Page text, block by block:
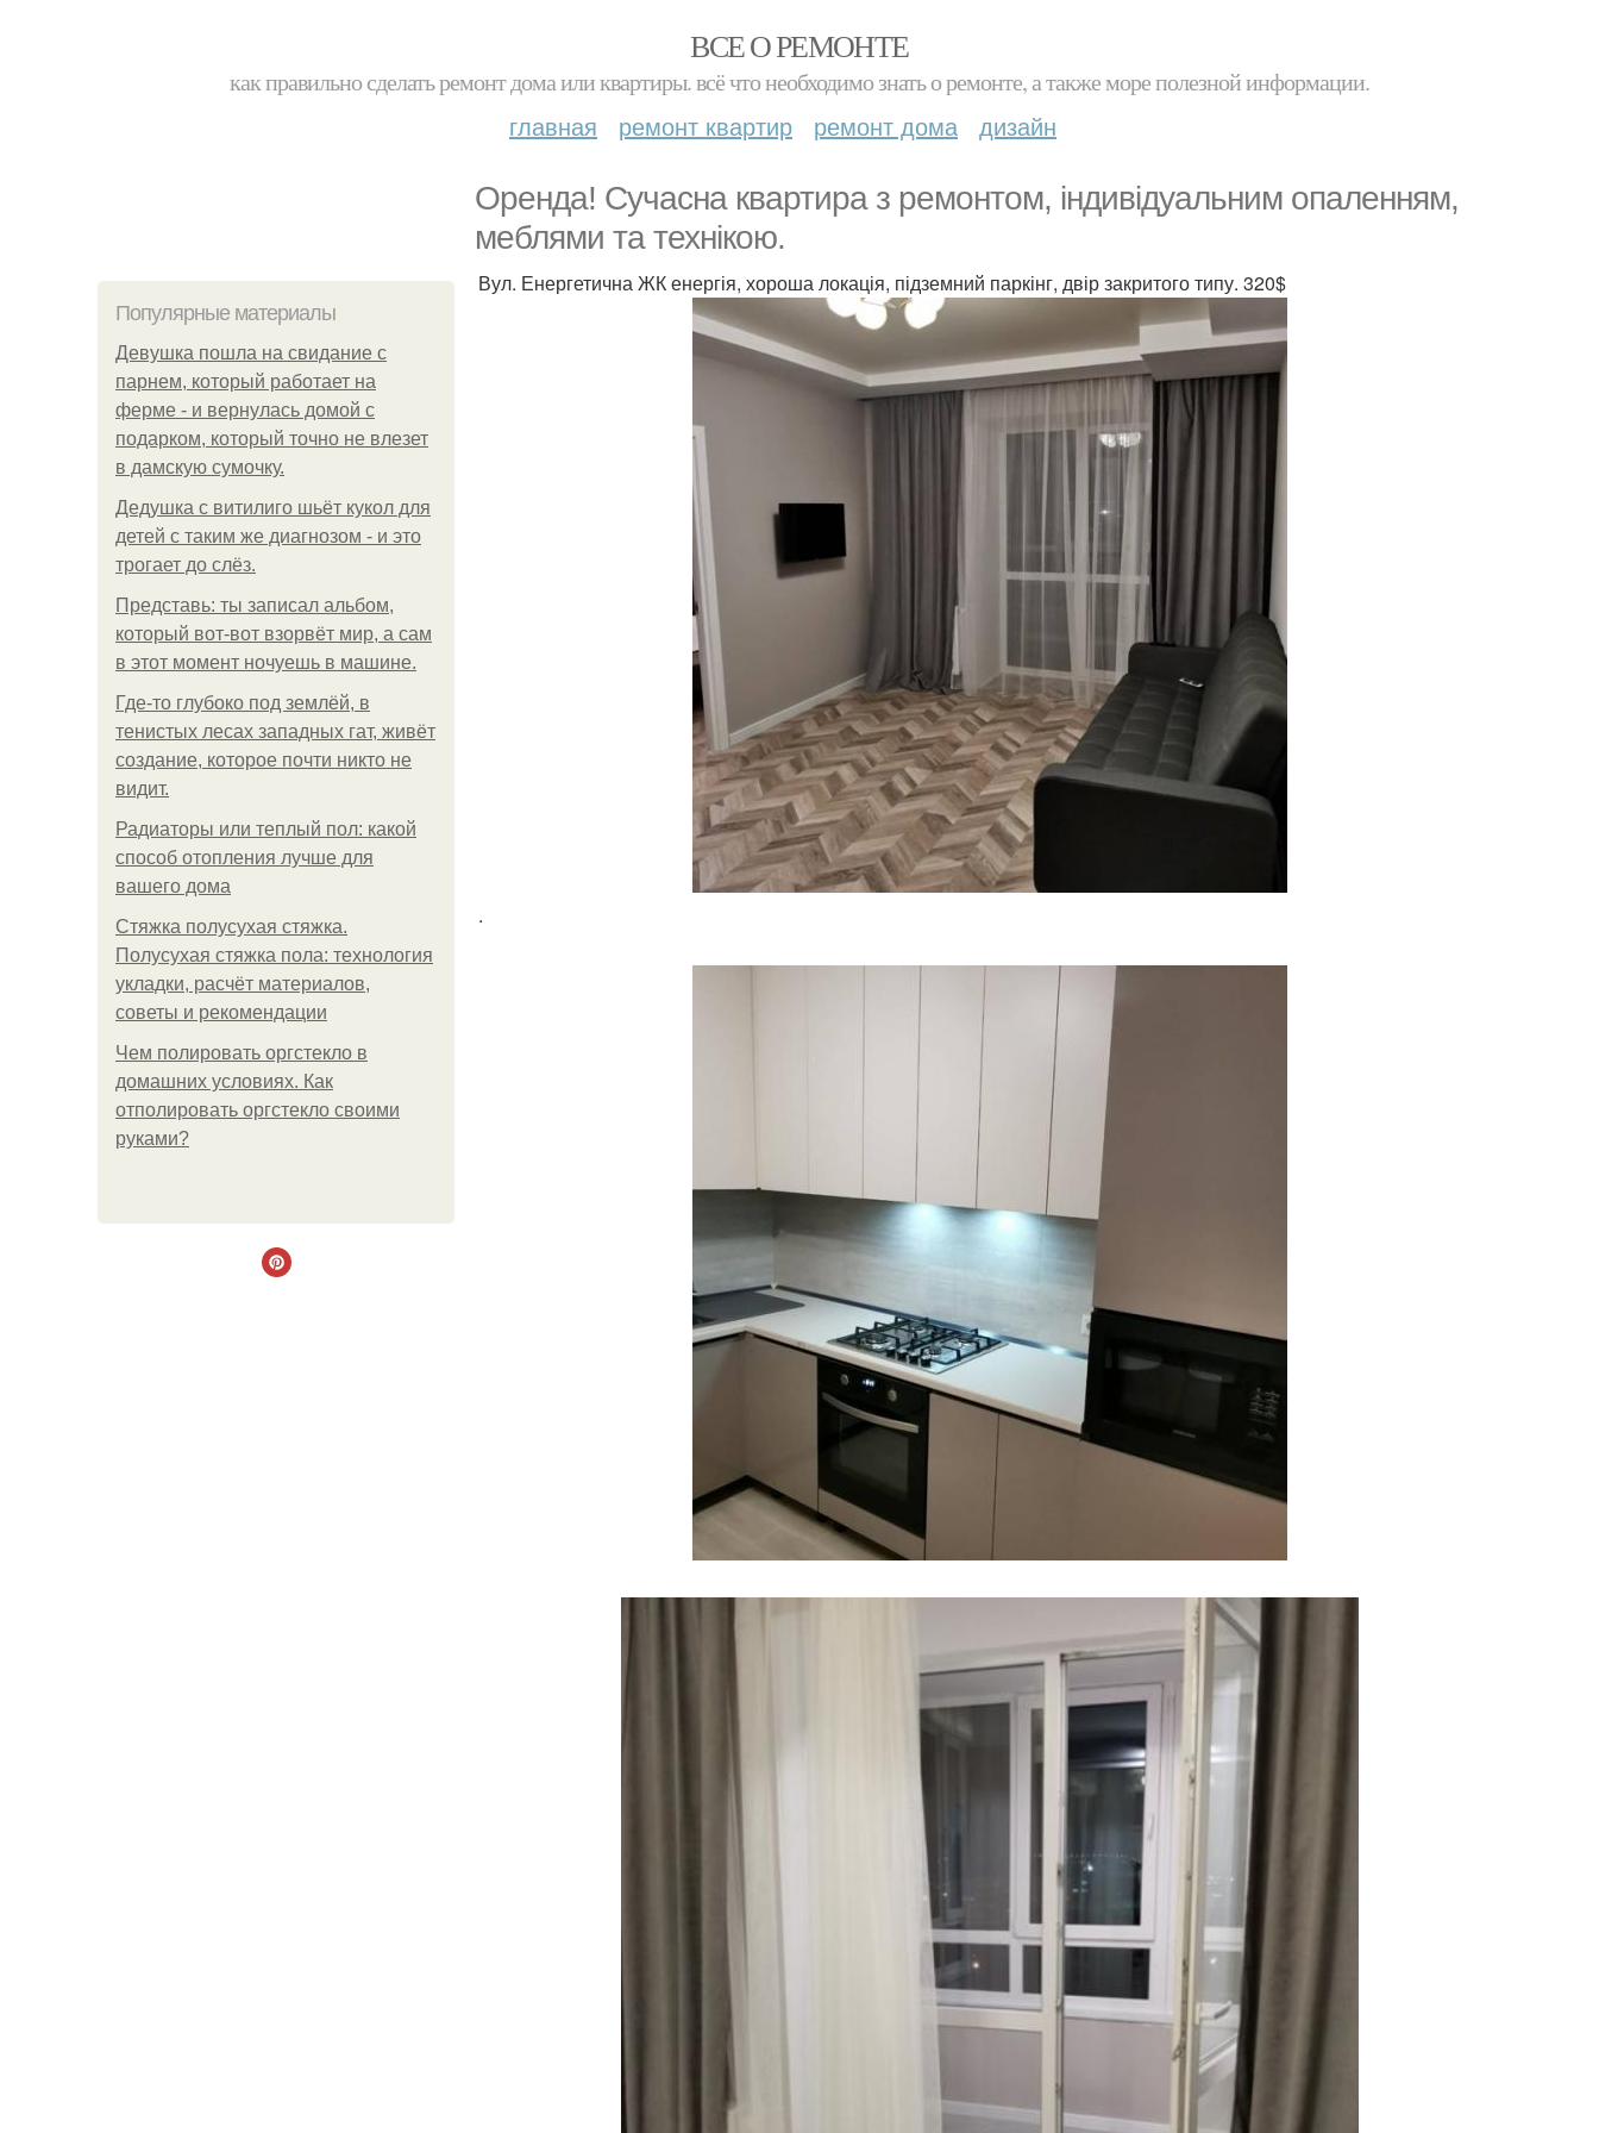
ВСЕ О РЕМОНТЕ
как правильно сделать ремонт дома или квартиры. всё что необходимо знать о ремонте, а также море полезной информации.
главная ремонт квартир ремонт дома дизайн
Оренда! Сучасна квартира з ремонтом, індивідуальним опаленням,
меблями та технікою.
Популярные материалы
Девушка пошла на свидание с
парнем, который работает на
ферме - и вернулась домой с
подарком, который точно не влезет
в дамскую сумочку.
Дедушка с витилиго шьёт кукол для
детей с таким же диагнозом - и это
трогает до слёз.
Представь: ты записал альбом,
который вот-вот взорвёт мир, а сам
в этот момент ночуешь в машине.
Где-то глубоко под землёй, в
тенистых лесах западных гат, живёт
создание, которое почти никто не
видит.
Радиаторы или теплый пол: какой
способ отопления лучше для
вашего дома
Стяжка полусухая стяжка.
Полусухая стяжка пола: технология
укладки, расчёт материалов,
советы и рекомендации
Чем полировать оргстекло в
домашних условиях. Как
отполировать оргстекло своими
руками?
Вул. Енергетична ЖК енергія, хороша локація, підземний паркінг, двір закритого типу. 320$
.